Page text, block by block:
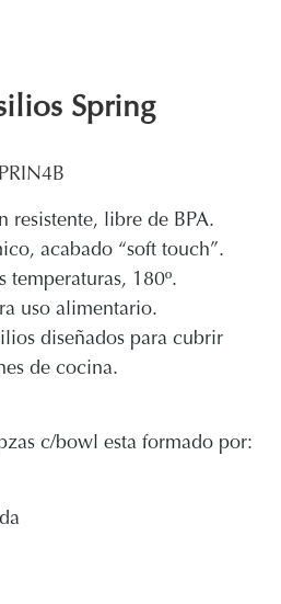
Spring
resistente, libre de BPA.
acabado “soft touch”.
temperaturas, 180º.
uso alimentario.
diseñados para cubrir
de cocina.
c/bowl esta formado por: